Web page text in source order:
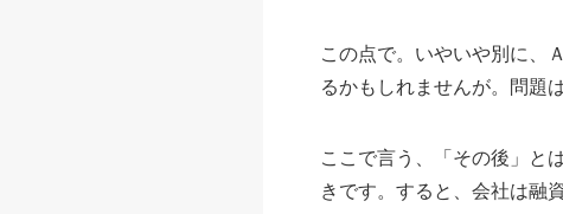
この点で。いやいや別に、
るかもしれませんが。問題
ここで言う、「その後」と
きです。すると、会社は融